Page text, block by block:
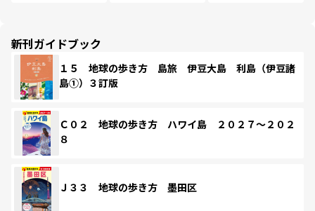
新刊ガイドブック
１５ 地球の歩き方 島旅 伊豆大島 利島（伊豆諸
島①）３訂版
Ｃ０２ 地球の歩き方 ハワイ島 ２０２７～２０２
８
Ｊ３３ 地球の歩き方 墨田区